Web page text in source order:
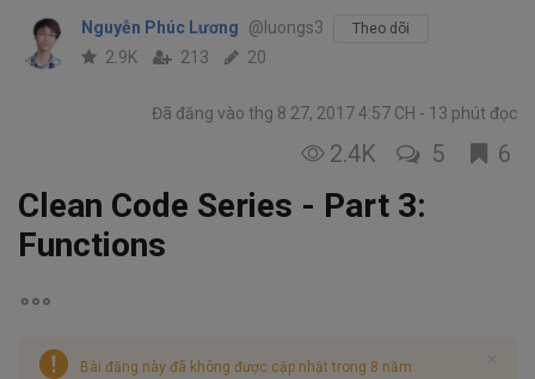
Nguyễn Phúc Lương @luongs3 Theo dõi
2.9K 213 20
Đã đăng vào thg 8 27, 2017 4:57 CH 13 phút đọc
2.4K 5 6
Clean Code Series - Part 3:
Functions
Bài đăng này đã không được cập nhật trong 8 năm